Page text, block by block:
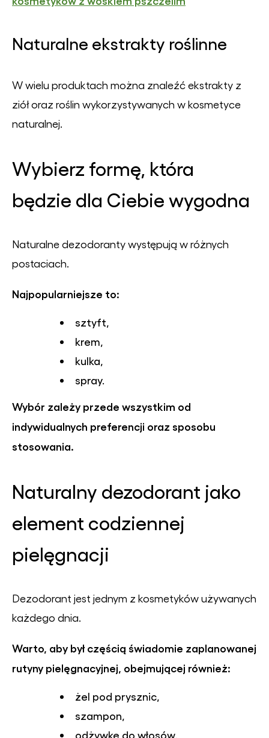
Naturalne ekstrakty roślinne
W wielu produktach można znaleźć ekstrakty z
ziół oraz roślin wykorzystywanych w kosmetyce
naturalnej.
Wybierz formę, która
będzie dla Ciebie wygodna
Naturalne dezodoranty występują w różnych
postaciach.
Najpopularniejsze to:
sztyft,
krem,
kulka,
spray.
Wybór zależy przede wszystkim od
indywidualnych preferencji oraz sposobu
stosowania.
Naturalny dezodorant jako
element codziennej
pielęgnacji
Dezodorant jest jednym z kosmetyków używanych
każdego dnia.
Warto, aby był częścią świadomie zaplanowanej
rutyny pielęgnacyjnej, obejmującej również:
żel pod prysznic,
szampon,
odżywkę do włosów,